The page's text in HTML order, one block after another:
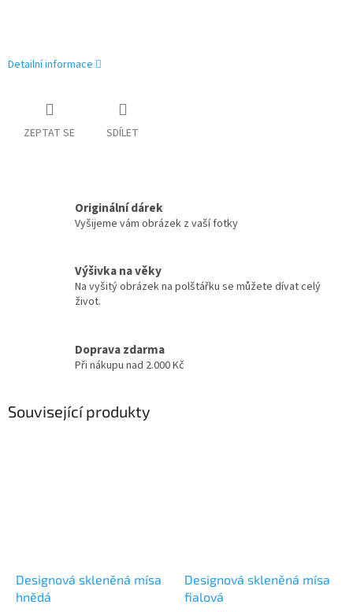
Detailní informace
ZEPTAT SE SDÍLET
Originální dárek
Vyšijeme vám obrázek z vaší fotky
Výšivka na věky
Na vyšitý obrázek na polštářku se můžete dívat celý
život.
Doprava zdarma
Při nákupu nad 2.000 Kč
Související produkty
Designová skleněná mísa
hnědá
Designová skleněná mísa
fialová